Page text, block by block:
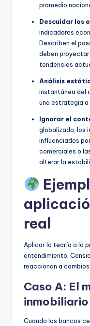
promedio
Descuidar los
indicadores
Describen el
deben
tendencias
Análisis
instantánea del
una estrategia a
Ignorar el
globalizado, los
influenciados
comerciales o
alterar la
real
Aplicar la teoría a la
entendimiento.
reaccionan a
Caso A: El
inmobiliario
Cuando los bancos